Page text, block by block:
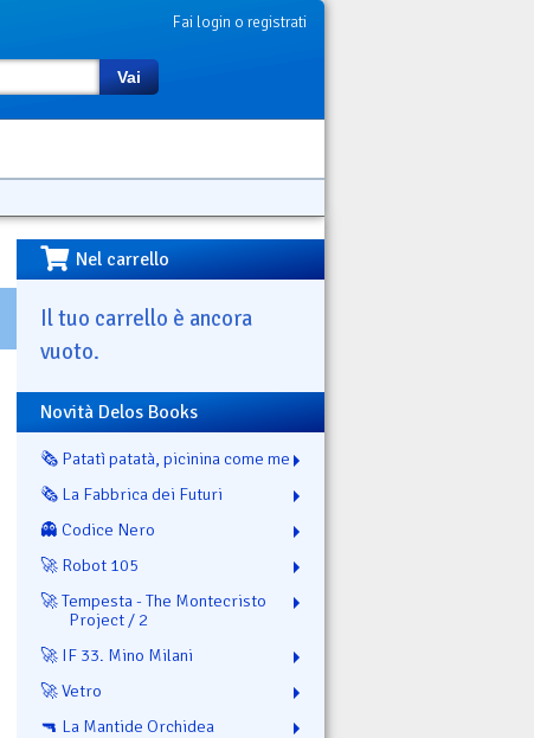
Fai login o registrati
Vai
Nel carrello
Il tuo carrello è ancora
vuoto.
Novità Delos Books
🗞️ Patatì patatà, picinina come me
🗞️ La Fabbrica dei Futuri
👻 Codice Nero
🚀 Robot 105
🚀 Tempesta - The Montecristo
Project / 2
🚀 IF 33. Mino Milani
🚀 Vetro
🔫 La Mantide Orchidea